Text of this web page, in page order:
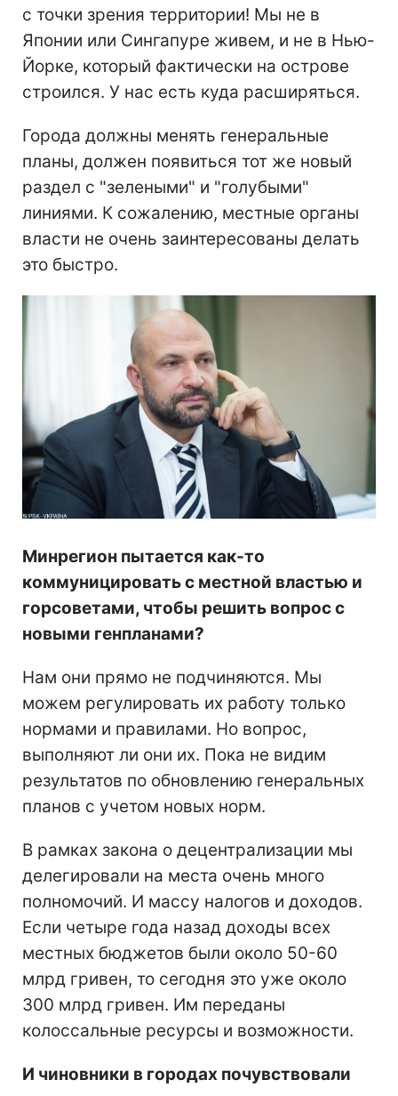
с точки зрения территории! Мы не в
Японии или Сингапуре живем, и не в Нью-
Йорке, который фактически на острове
строился. У нас есть куда расширяться.
Города должны менять генеральные
планы, должен появиться тот же новый
раздел с "зелеными" и "голубыми"
линиями. К сожалению, местные органы
власти не очень заинтересованы делать
это быстро.
Минрегион пытается как-то
коммуницировать с местной властью и
горсоветами, чтобы решить вопрос с
новыми генпланами?
Нам они прямо не подчиняются. Мы
можем регулировать их работу только
нормами и правилами. Но вопрос,
выполняют ли они их. Пока не видим
результатов по обновлению генеральных
планов с учетом новых норм.
В рамках закона о децентрализации мы
делегировали на места очень много
полномочий. И массу налогов и доходов.
Если четыре года назад доходы всех
местных бюджетов были около 50-60
млрд гривен, то сегодня это уже около
300 млрд гривен. Им переданы
колоссальные ресурсы и возможности.
И чиновники в городах почувствовали